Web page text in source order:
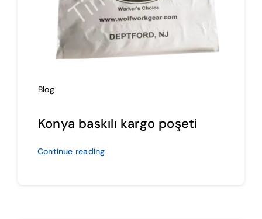
Blog
Konya baskılı kargo poşeti
Continue reading